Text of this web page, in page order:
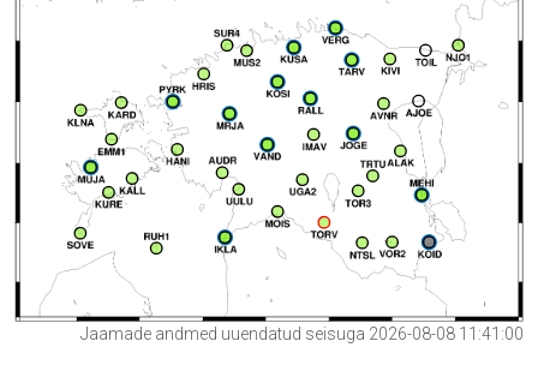
Jaamade andmed uuendatud seisuga 2026-08-08 11:41:00